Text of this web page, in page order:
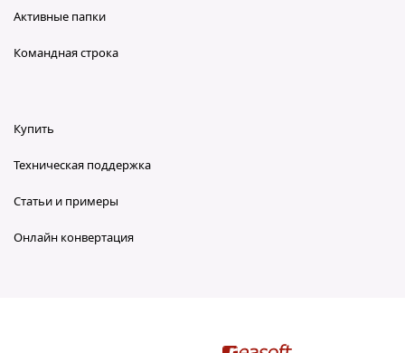
Активные папки
Командная строка
Купить
Техническая поддержка
Статьи и примеры
Онлайн конвертация